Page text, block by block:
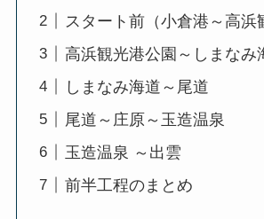
スタート前（小倉港～高浜
高浜観光港公園～しまなみ
しまなみ海道～尾道
尾道～庄原～玉造温泉
玉造温泉 ～出雲
前半工程のまとめ